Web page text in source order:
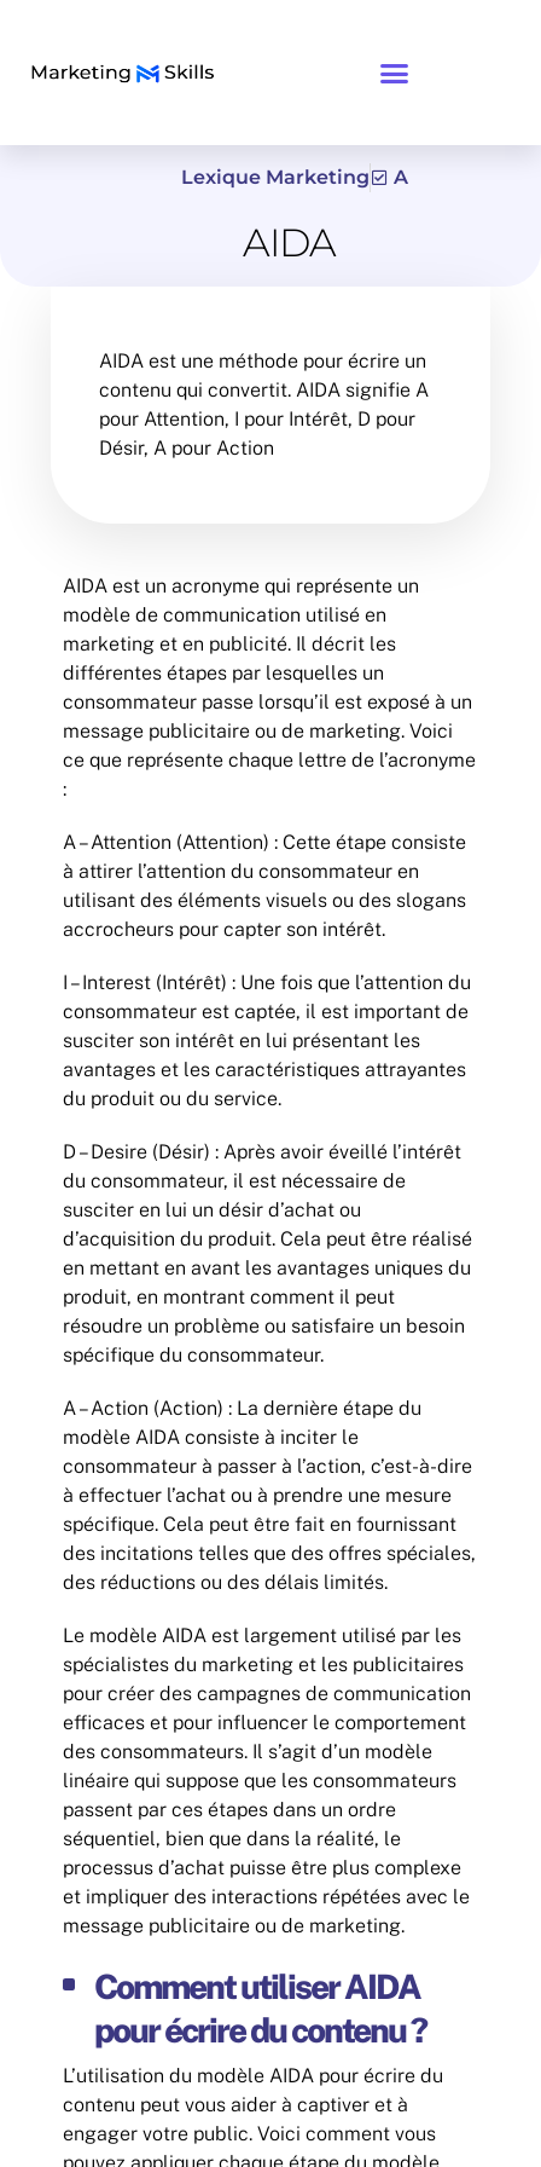
Lexique Marketing A
AIDA
AIDA est une méthode pour écrire un
contenu qui convertit. AIDA signifie A
pour Attention, I pour Intérêt, D pour
Désir, A pour Action
AIDA est un acronyme qui représente un
modèle de communication utilisé en
marketing et en publicité. Il décrit les
différentes étapes par lesquelles un
consommateur passe lorsqu’il est exposé à un
message publicitaire ou de marketing. Voici
ce que représente chaque lettre de l’acronyme
:
A – Attention (Attention) : Cette étape consiste
à attirer l’attention du consommateur en
utilisant des éléments visuels ou des slogans
accrocheurs pour capter son intérêt.
I – Interest (Intérêt) : Une fois que l’attention du
consommateur est captée, il est important de
susciter son intérêt en lui présentant les
avantages et les caractéristiques attrayantes
du produit ou du service.
D – Desire (Désir) : Après avoir éveillé l’intérêt
du consommateur, il est nécessaire de
susciter en lui un désir d’achat ou
d’acquisition du produit. Cela peut être réalisé
en mettant en avant les avantages uniques du
produit, en montrant comment il peut
résoudre un problème ou satisfaire un besoin
spécifique du consommateur.
A – Action (Action) : La dernière étape du
modèle AIDA consiste à inciter le
consommateur à passer à l’action, c’est-à-dire
à effectuer l’achat ou à prendre une mesure
spécifique. Cela peut être fait en fournissant
des incitations telles que des offres spéciales,
des réductions ou des délais limités.
Le modèle AIDA est largement utilisé par les
spécialistes du marketing et les publicitaires
pour créer des campagnes de communication
efficaces et pour influencer le comportement
des consommateurs. Il s’agit d’un modèle
linéaire qui suppose que les consommateurs
passent par ces étapes dans un ordre
séquentiel, bien que dans la réalité, le
processus d’achat puisse être plus complexe
et impliquer des interactions répétées avec le
message publicitaire ou de marketing.
Comment utiliser AIDA
pour écrire du contenu ?
L’utilisation du modèle AIDA pour écrire du
contenu peut vous aider à captiver et à
engager votre public. Voici comment vous